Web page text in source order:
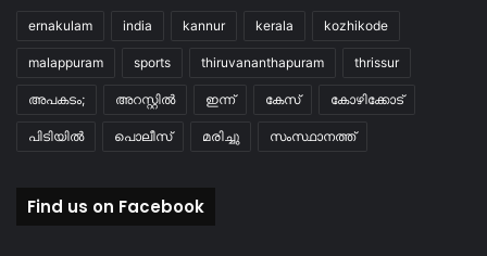
ernakulam india kannur kerala kozhikode
malappuram sports thiruvananthapuram thrissur
അപകടം; അറസ്റ്റിൽ ഇന്ന് കേസ് കോഴിക്കോട്
പിടിയിൽ പൊലീസ് മരിച്ചു സംസ്ഥാനത്ത്
Find us on Facebook